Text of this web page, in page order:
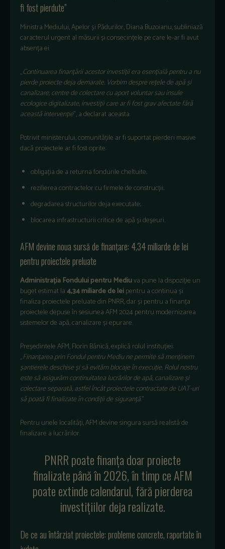
fi fost pierdute”
Ministra Mediului, Apelor și Pădurilor, Diana Buzoianu, subliniază
caracterul urgent al măsurii și consecințele pe care le-ar fi avut
absența ei.
„Continuarea finanțării acestor investiții era esențială pentru a nu
pierde proiecte deja demarate. Vorbim despre rețele de apă și
canalizare, centre de colectare cu aport voluntar sau insule
ecologice digitalizate, investiții care ar fi fost grav afectate fără
această intervenție”, a declarat aceasta.
Potrivit ministerului, comunitățile ar fi suportat pierderi masive
dacă proiectele ar fi fost oprite:
obligația de a returna fondurile cheltuite;
rezilierea contractelor cu firmele de construcții;
degradarea structurilor deja executate;
blocarea infrastructurii critice de apă și deșeuri.
AFM devine noua sursă de finanțare: 4,34 miliarde de lei
pentru proiectele preluate
Administrația Fondului pentru Mediuva pune la dispoziție un
buget estimat la4,34 miliarde de leipentru a continua și
finaliza proiectele preluate din PNRR, dar și pentru a finanța
proiectele depuse în sesiunea AFM 2024 pentru modernizarea
sistemelor de apă, canalizare și epurare.
Președintele AFM, Florin Bănică, explică rolul instituției:
„Finanțarea prin Fondul pentru Mediu ne permite să menținem
șantierele deschise și să evităm blocaje în execuție. Rolul nostru
este să asigurăm continuitatea lucrărilor de apă, canalizare și
colectare separată, astfel încât proiectele contractate de UAT-uri
să poată fi finalizate în condiții de siguranță.”
Pentru unele localități, AFM devine singura sursă realistă de
finalizare a lucrărilor.
PNRR poate finanța doar proiecte
finalizate până în 2026, în timp ce AFM
poate extinde calendarul, fără pierderea
investițiilor deja realizate.
De ce au întârziat proiectele: probleme concrete, raportate în